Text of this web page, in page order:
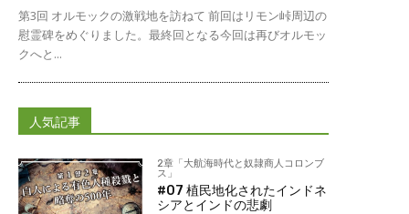
第3回 オルモックの激戦地を訪ねて 前回はリモン峠周辺の
慰霊碑をめぐりました。最終回となる今回は再びオルモッ
クへと...
人気記事
2章「大航海時代と奴隷商人コロンブ
ス」
#07 植民地化されたインドネ
シアとインドの悲劇